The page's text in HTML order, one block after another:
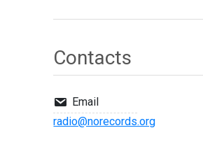
Contacts
Email
radio@norecords.org